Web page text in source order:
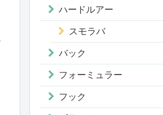
ハードルアー
スモラバ
バック
フォーミュラー
フック